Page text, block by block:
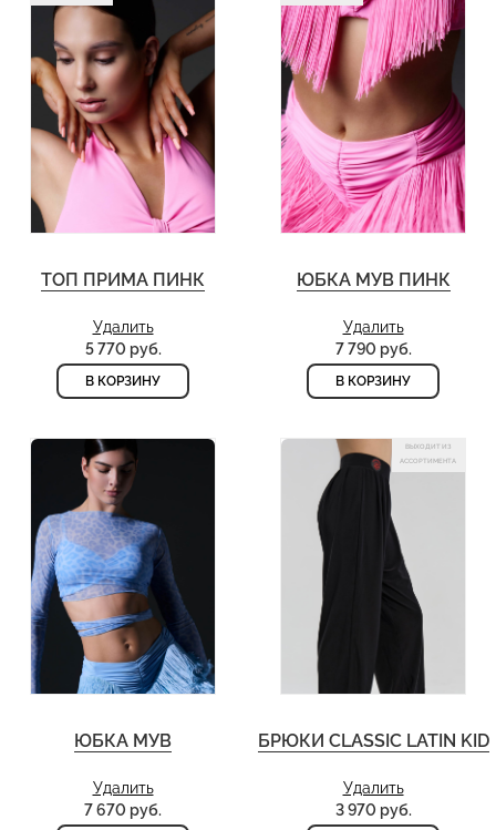
ТОП ПРИМА ПИНК
Удалить
5 770 руб.
В КОРЗИНУ
ЮБКА МУВ ПИНК
Удалить
7 790 руб.
В КОРЗИНУ
ЮБКА МУВ
Удалить
7 670 руб.
ВЫХОДИТ ИЗ
АССОРТИМЕНТА
БРЮКИ CLASSIC LATIN KID
Удалить
3 970 руб.